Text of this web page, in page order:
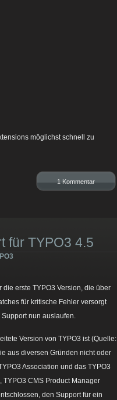
möglichst schnell zu
1 Kommentar
für TYPO3 4.5
erste TYPO3 Version, die über
für kritische Fehler versorgt
nun auslaufen.
Version von TYPO3 ist (Quelle:
aus diversen Gründen nicht oder
Association und das TYPO3
TYPO3 CMS Product Manager
den Support für ein